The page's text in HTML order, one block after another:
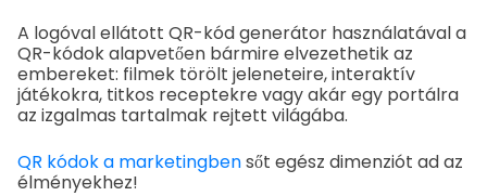
A logóval ellátott QR-kód generátor használatával a
QR-kódok alapvetően bármire elvezethetik az
embereket: filmek törölt jeleneteire, interaktív
játékokra, titkos receptekre vagy akár egy portálra
az izgalmas tartalmak rejtett világába.
QR kódok a marketingbensőt egész dimenziót ad az
élményekhez!